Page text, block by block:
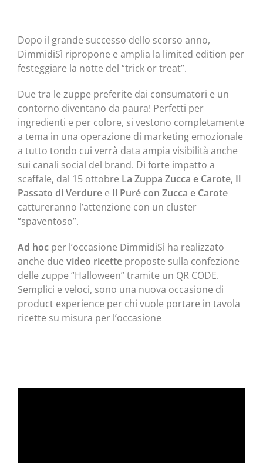
Dopo il grande successo dello scorso anno,
DimmidiSì ripropone e amplia la limited edition per
festeggiare la notte del “trick or treat”.
Due tra le zuppe preferite dai consumatori e un
contorno diventano da paura! Perfetti per
ingredienti e per colore, si vestono completamente
a tema in una operazione di marketing emozionale
a tutto tondo cui verrà data ampia visibilità anche
sui canali social del brand. Di forte impatto a
scaffale, dal 15 ottobre La Zuppa Zucca e Carote, Il
Passato di Verdure e Il Puré con Zucca e Carote
cattureranno l’attenzione con un cluster
“spaventoso”.
Ad hoc per l’occasione DimmidiSì ha realizzato
anche due video ricette proposte sulla confezione
delle zuppe “Halloween” tramite un QR CODE.
Semplici e veloci, sono una nuova occasione di
product experience per chi vuole portare in tavola
ricette su misura per l’occasione